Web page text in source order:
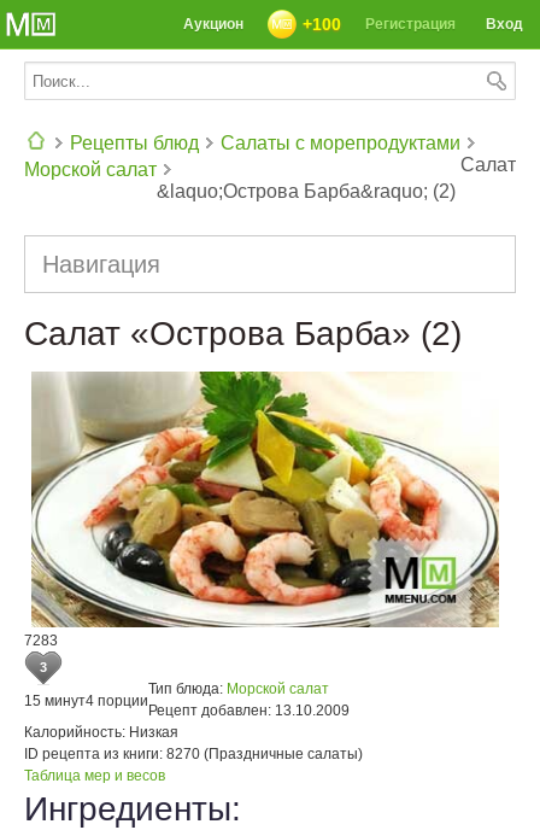
СЕГОДНЯ: 39142 РЕЦЕПТА
Вход
Регистрация
+100
Аукцион
Рецепты блюд
Салаты с морепродуктами
Морской салат
Салат
&laquo;Острова Барба&raquo; (2)
Навигация
Салат «Острова Барба» (2)
7283
3
15 минут4 порции
Тип блюда: Морской салат
Рецепт добавлен: 13.10.2009
Калорийность: Низкая
ID рецепта из книги: 8270 (Праздничные салаты)
Таблица мер и весов
Ингредиенты: